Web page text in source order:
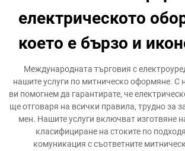
електрическото
което е бързо и
Международната търговия с
нашите услуги по митническо оформяне.
ви помогнем да гарантирате, че
ще отговаря на всички правила, трудно за
мен. Нашите услуги включват изготвяне
класифициране на стоките по
комуникация с съответните